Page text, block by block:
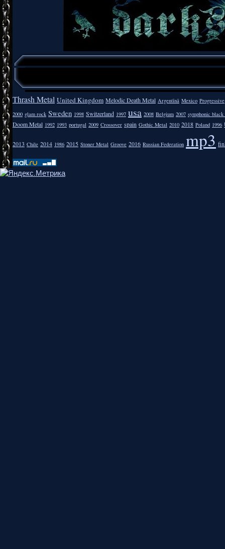
Thrash Metal United Kingdom Melodic Death Metal Argentīnā Mexico Progressive
2000 glam rock Sweden 1998 Switzerland 1997 usa 2008 Belgium 2007 symphonic
Doom Metal 1992 1993 portugal 2009 Crossover spain Gothic Metal 2010 2018 Poland 1996
2013 Chile 2014 1986 2015 Stoner Metal Groove 2016 Russian Federation mp3